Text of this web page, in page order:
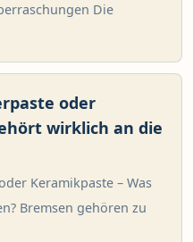
Die
oder
wirklich an die
Keramikpaste – Was
Bremsen gehören zu